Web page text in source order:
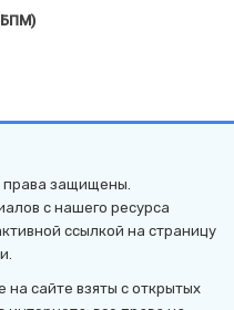
права защищены.
с нашего ресурса
ссылкой на страницу
сайте взяты с открытых